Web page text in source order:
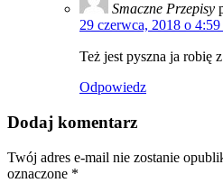
Smaczne Przepisy
29 czerwca, 2018 o
Też jest pyszna ja robię
Odpowiedz
Dodaj komentarz
Twój adres e-mail nie zostanie
oznaczone *